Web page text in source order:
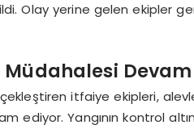
Olay yerine gelen ekipler
itfaiye ekipleri,
ediyor. Yangının kontrol